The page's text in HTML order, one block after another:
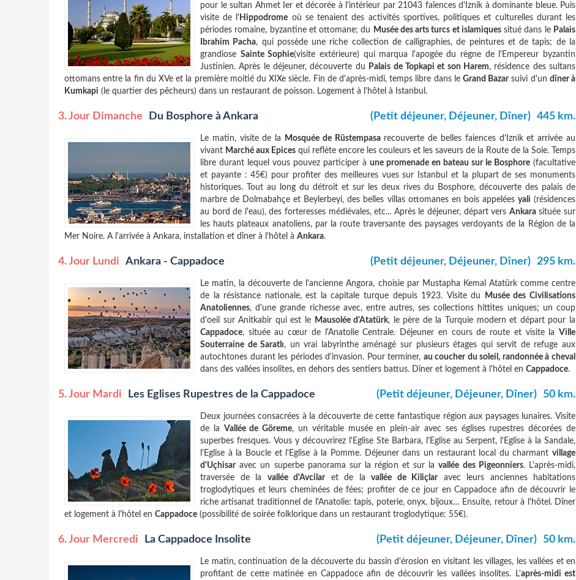
pour le sultan Ahmet Ier et décorée à l'intérieur par 21043 faïences d'Iznik à dominante bleue. Puis
visite de l' Hippodrome où se tenaient des activités sportives, politiques et culturelles durant les
périodes romaine, byzantine et ottomane; du Musée des arts turcs et islamiquessitué dans le Palais
Ibrahim Pacha, qui possède une riche collection de calligraphies, de peintures et de tapis; de la
grandiose Sainte Sophie(visite extérieure) qui marqua l'apogée du règne de l'Empereur byzantin
Justinien. Après le déjeuner, découverte du
Palais de Topkapi et son Harem, résidence des sultans
ottomans entre la fin du XVe et la première moitié du XIXe siècle. Fin de d'après-midi, temps libre dans le Grand Bazarsuivi d'un dîner à
Kumkapi (le quartier des pêcheurs) dans un restaurant de poisson. Logement à l'hôtel à Istanbul.
3. Jour Dimanche Du Bosphore à Ankara 445 km.
(Petit déjeuner, Déjeuner, Dîner)
Le matin, visite de la Mosquée de Rüstempasarecouverte de belles faiences d'Iznik et arrivée au
vivant Marché aux Epices qui reflète encore les couleurs et les saveurs de la Route de la Soie. Temps
libre durant lequel vous pouvez participer à une promenade en bateau sur le Bosphore (facultative
et payante : 45€) pour profiter des meilleures vues sur Istanbul et la plupart de ses monuments
historiques. Tout au long du détroit et sur les deux rives du Bosphore, découverte des palais de
marbre de Dolmabahçe et Beylerbeyi, des belles villas ottomanes en bois appelées yali (résidences
au bord de l'eau), des forteresses médiévales, etc... Après le déjeuner, départ vers Ankarasituée sur
les hauts plateaux anatoliens, par la route traversante des paysages verdoyants de la Région de la
Mer Noire. A l'arrivée à Ankara, installation et dîner à l'hôtel à Ankara.
4. Jour Lundi Ankara - Cappadoce 295 km.
(Petit déjeuner, Déjeuner, Dîner)
Le matin, la découverte de l'ancienne Angora, choisie par Mustapha Kemal Atatürk comme centre
de la résistance nationale, est la capitale turque depuis 1923. Visite du
Musée des Civilisations
Anatoliennes, d'une grande richesse avec, entre autres, ses collections hittites uniques; un coup
d'oeil sur Anitkabir qui est le Mausolée d'Atatürk, le père de la Turquie modern et départ pour la
Cappadoce, située au cœur de l'Anatolie Centrale. Déjeuner en cours de route et visite la Ville
Souterraine de Saratlı, un vrai labyrinthe aménagé sur plusieurs étages qui servit de refuge aux
autochtones durant les périodes d'invasion. Pour terminer, au coucher du soleil, randonnée à cheval
dans des vallées insolites, en dehors des sentiers battus. Dîner et logement à l'hôtel en Cappadoce.
5. Jour Mardi Les Eglises Rupestres de la Cappadoce 50 km.
(Petit déjeuner, Déjeuner, Dîner)
Deux journées consacrées à la découverte de cette fantastique région aux paysages lunaires. Visite
de la Vallée de Göreme, un véritable musée en plein-air avec ses églises rupestres décorées de
superbes fresques. Vous y découvrirez l'Eglise Ste Barbara, l'Eglise au Serpent, l'Eglise à la Sandale,
l'Eglise à la Boucle et l'Eglise à la Pomme. Déjeuner dans un restaurant local du charmant village
d'Uçhisaravec un superbe panorama sur la région et sur lavallée des Pigeonniers. L'après-midi,
traversée de la vallée d'Avcilaret de la vallée de Kiliçlaravec leurs anciennes habitations
troglodytiques et leurs cheminées de fées; profiter de ce jour en Cappadoce afin de découvrir le
riche artisanat traditionnel de l'Anatolie: tapis, poterie, onyx, bijoux… Ensuite, retour à l'hôtel. Dîner
et logement à l'hôtel en Cappadoce (possibilité de soirée folklorique dans un restaurant troglodytique: 55€).
6. Jour Mercredi La Cappadoce Insolite 50 km.
(Petit déjeuner, Déjeuner, Dîner)
Le matin, continuation de la découverte du bassin d'érosion en visitant les villages, les vallées et en
profitant de cette matinée en Cappadoce afin de découvrir les vallées insolites. L'après-midi est